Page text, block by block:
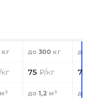
300
75
1,2